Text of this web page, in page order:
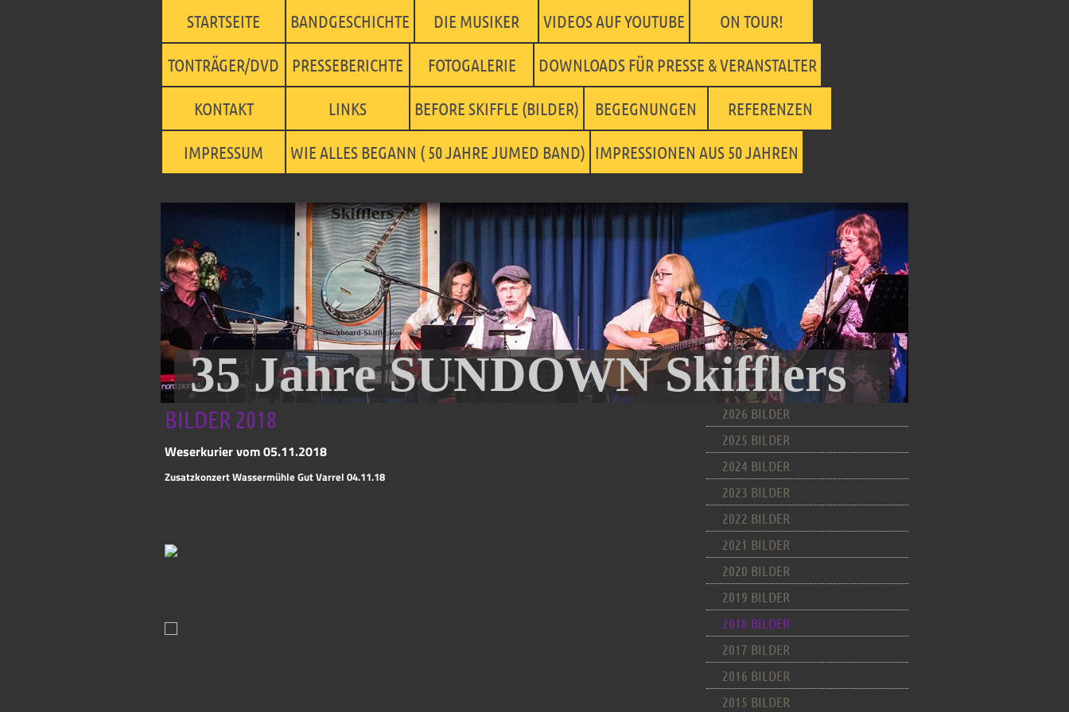
STARTSEITE BANDGESCHICHTE DIE MUSIKER VIDEOS AUF YOUTUBE ON TOUR!
TONTRÄGER/DVD PRESSEBERICHTE FOTOGALERIE DOWNLOADS FÜR PRESSE & VERANSTALTER
KONTAKT LINKS BEFORE SKIFFLE (BILDER) BEGEGNUNGEN REFERENZEN
IMPRESSUM WIE ALLES BEGANN ( 50 JAHRE JUMED BAND) IMPRESSIONEN AUS 50 JAHREN
35 Jahre SUNDOWN Skifflers
BILDER 2018
Weserkurier vom 05.11.2018
Zusatzkonzert Wassermühle Gut Varrel 04.11.18
2026 BILDER
2025 BILDER
2024 BILDER
2023 BILDER
2022 BILDER
2021 BILDER
2020 BILDER
2019 BILDER
2018 BILDER
2017 BILDER
2016 BILDER
2015 BILDER